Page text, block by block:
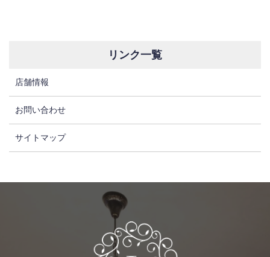
リンク一覧
店舗情報
お問い合わせ
サイトマップ